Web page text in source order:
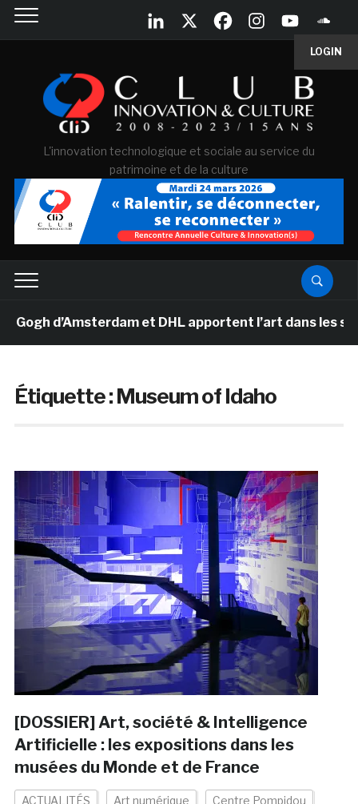
LOGIN
L'innovation technologique et sociale au service du
patrimoine et de la culture
d’Amsterdam et DHL apportent l’art dans les
Étiquette :Museum of Idaho
[DOSSIER] Art, société & Intelligence
Artificielle : les expositions dans les
musées du Monde et de France
ACTUALITÉS Art numérique Centre Pompidou